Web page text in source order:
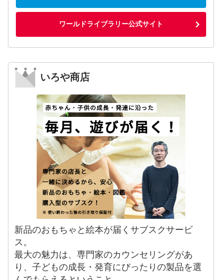
ワールドライブラリー公式サイト
いろや商店
新品のおもちゃと絵本が届くサブスクサービ
ス。
最大の魅力は、専門家のカウンセリングがあ
り、子どもの成長・発育にぴったりの製品を選